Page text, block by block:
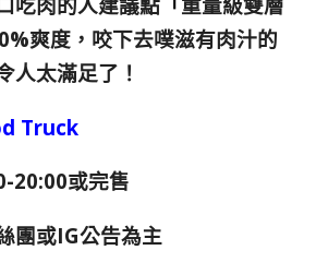
爽度，咬下去噗滋有肉汁的
人太滿足了！
Truck
20:00或完售
團或IG公告為主